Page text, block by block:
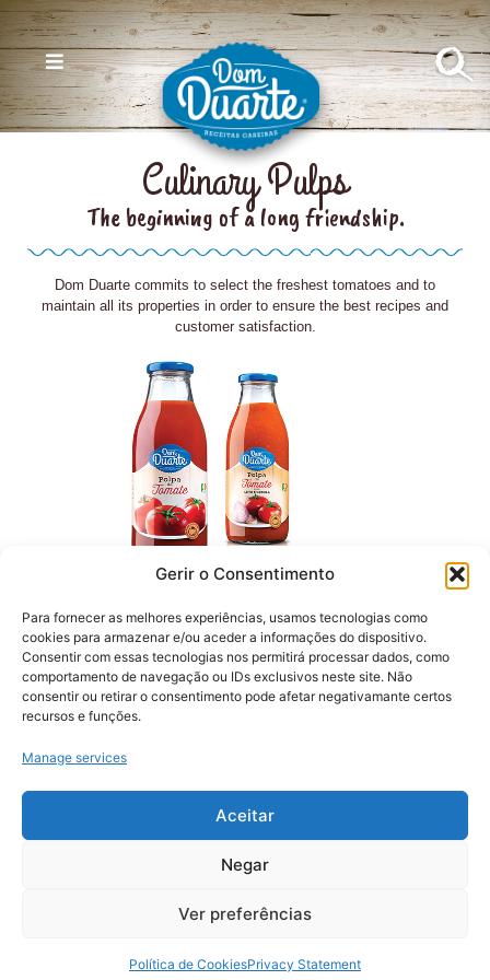
Gerir o Consentimento
Para fornecer as melhores experiências, usamos tecnologias como
cookies para armazenar e/ou aceder a informações do dispositivo.
Consentir com essas tecnologias nos permitirá processar dados, como
comportamento de navegação ou IDs exclusivos neste site. Não
consentir ou retirar o consentimento pode afetar negativamante certos
recursos e funções.
Manage services
Aceitar
Negar
Ver preferências
Política de CookiesPrivacy Statement
Culinary Pulps
The beginning of a long friendship.
Dom Duarte commits to select the freshest tomatoes and to
maintain all its properties in order to ensure the best recipes and
customer satisfaction.
Range
Tomato Pulp
Tomato Pulp with Garlic and Onion
Privacy Statement Quality Statement